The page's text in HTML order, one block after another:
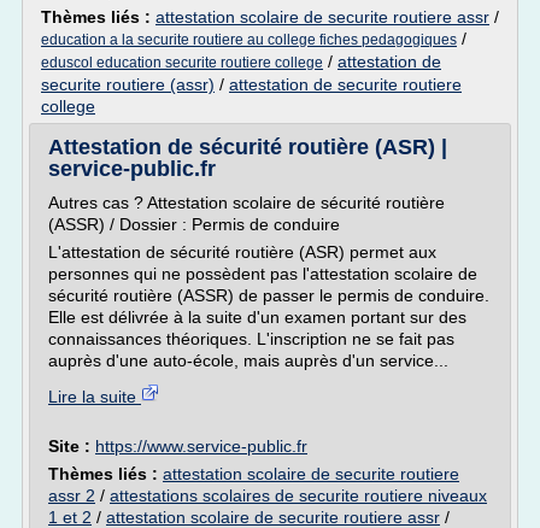
Thèmes liés : attestation scolaire de securite routiere assr /
education a la securite routiere au college fiches pedagogiques /
eduscol education securite routiere college / attestation de
securite routiere (assr) / attestation de securite routiere
college
Attestation de sécurité routière (ASR) |
service-public.fr
Autres cas ? Attestation scolaire de sécurité routière
(ASSR) / Dossier : Permis de conduire
L'attestation de sécurité routière (ASR) permet aux
personnes qui ne possèdent pas l'attestation scolaire de
sécurité routière (ASSR) de passer le permis de conduire.
Elle est délivrée à la suite d'un examen portant sur des
connaissances théoriques. L'inscription ne se fait pas
auprès d'une auto-école, mais auprès d'un service...
Lire la suite
Site : https://www.service-public.fr
Thèmes liés : attestation scolaire de securite routiere
assr 2 / attestations scolaires de securite routiere niveaux
1 et 2 / attestation scolaire de securite routiere assr /